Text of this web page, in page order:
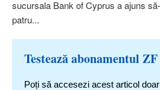
sucursala Bank of Cyprus a ajuns
patru...
Testează abonamentul
Poți să accesezi acest articol